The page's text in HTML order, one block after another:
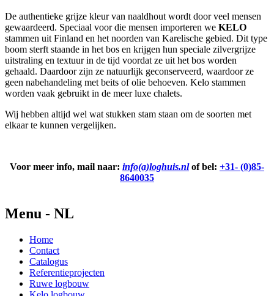
De authentieke grijze kleur van naaldhout wordt door veel mensen
gewaardeerd. Speciaal voor die mensen importeren we KELO
stammen uit Finland en het noorden van Karelische gebied. Dit type
boom sterft staande in het bos en krijgen hun speciale zilvergrijze
uitstraling en textuur in de tijd voordat ze uit het bos worden
gehaald. Daardoor zijn ze natuurlijk geconserveerd, waardoor ze
geen nabehandeling met beits of olie behoeven. Kelo stammen
worden vaak gebruikt in de meer luxe chalets.
Wij hebben altijd wel wat stukken stam staan om de soorten met
elkaar te kunnen vergelijken.
Voor meer info, mail naar: info(a)loghuis.nlof bel: +31- (0)85-
8640035
Menu - NL
Home
Contact
Catalogus
Referentieprojecten
Ruwe logbouw